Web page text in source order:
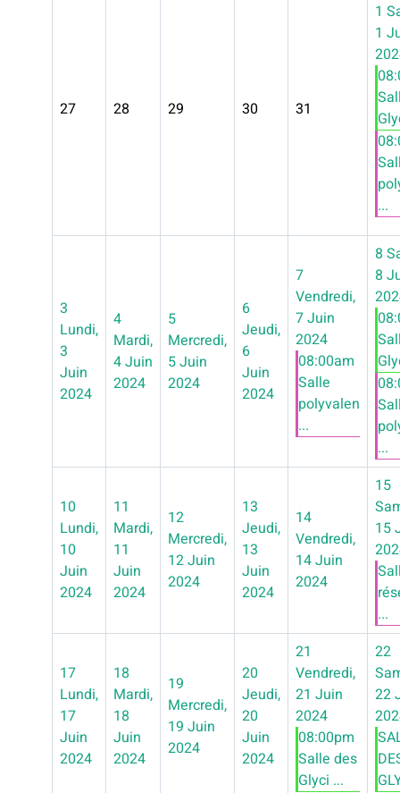
27 28 29 30 31
1
1
...
3
Lundi,
3
Juin
2024
4
Mardi,
4 Juin
2024
5
Mercredi,
5 Juin
2024
6
Jeudi,
6
Juin
2024
7
Vendredi,
7 Juin
2024
08:00am
Salle
polyvalen
...
8
8
...
10
Lundi,
10
Juin
2024
11
Mardi,
11
Juin
2024
12
Mercredi,
12 Juin
2024
13
Jeudi,
13
Juin
2024
14
Vendredi,
14 Juin
2024
15
15
...
17
Lundi,
17
Juin
2024
18
Mardi,
18
Juin
2024
19
Mercredi,
19 Juin
2024
20
Jeudi,
20
Juin
2024
21
Vendredi,
21 Juin
2024
08:00pm
Salle des
Glyci ...
22
22